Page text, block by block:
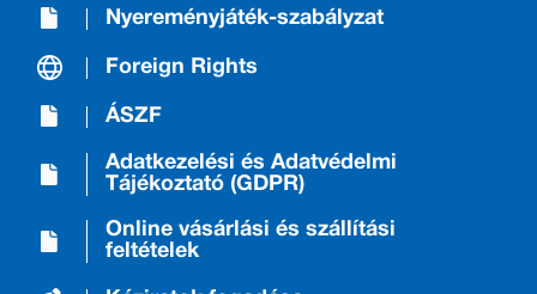
Nyereményjáték-szabályzat
Foreign Rights
ÁSZF
Adatkezelési és Adatvédelmi
Tájékoztató (GDPR)
Online vásárlási és szállítási
feltételek